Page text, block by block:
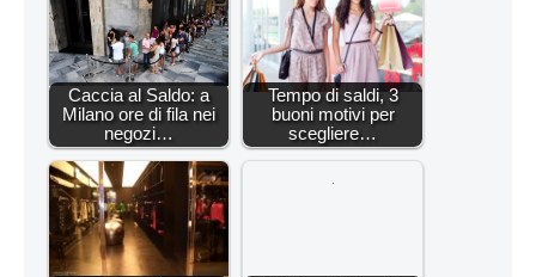
Caccia al Saldo: a
Milano ore di fila nei
negozi…
Tempo di saldi, 3
buoni motivi per
scegliere…